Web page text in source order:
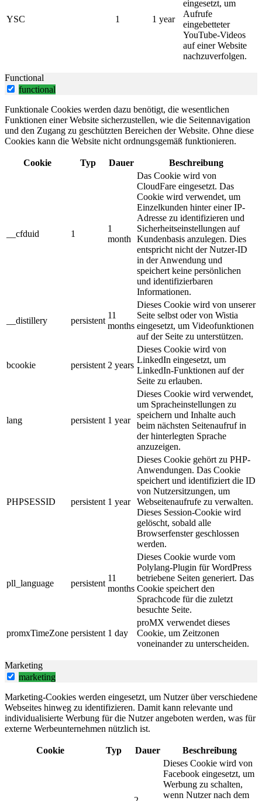
YSC 1 1 year
eingesetzt, um
Aufrufe
eingebetteter
YouTube-Videos
auf einer Website
nachzuverfolgen.
Functional
functional
Funktionale Cookies werden dazu benötigt, die wesentlichen
Funktionen einer Website sicherzustellen, wie die Seitennavigation
und den Zugang zu geschützten Bereichen der Website. Ohne diese
Cookies kann die Website nicht ordnungsgemäß funktionieren.
Cookie Typ Dauer Beschreibung
__cfduid 1
1
month
Das Cookie wird von
CloudFare eingesetzt. Das
Cookie wird verwendet, um
Einzelkunden hinter einer IP-
Adresse zu identifizieren und
Sicherheitseinstellungen auf
Kundenbasis anzulegen. Dies
entspricht nicht der Nutzer-ID
in der Anwendung und
speichert keine persönlichen
und identifizierbaren
Informationen.
__distillery persistent
11
months
Dieses Cookie wird von unserer
Seite selbst oder von Wistia
eingesetzt, um Videofunktionen
auf der Seite zu unterstützen.
bcookie persistent 2 years
Dieses Cookie wird von
LinkedIn eingesetzt, um
LinkedIn-Funktionen auf der
Seite zu erlauben.
lang persistent 1 year
Dieses Cookie wird verwendet,
um Spracheinstellungen zu
speichern und Inhalte auch
beim nächsten Seitenaufruf in
der hinterlegten Sprache
anzuzeigen.
PHPSESSID persistent 1 year
Dieses Cookie gehört zu PHP-
Anwendungen. Das Cookie
speichert und identifiziert die ID
von Nutzersitzungen, um
Webseitenaufrufe zu verwalten.
Dieses Session-Cookie wird
gelöscht, sobald alle
Browserfenster geschlossen
werden.
pll_language persistent
11
months
Dieses Cookie wurde vom
Polylang-Plugin für WordPress
betriebene Seiten generiert. Das
Cookie speichert den
Sprachcode für die zuletzt
besuchte Seite.
promxTimeZone persistent 1 day
proMX verwendet dieses
Cookie, um Zeitzonen
voneinander zu unterscheiden.
Marketing
marketing
Marketing-Cookies werden eingesetzt, um Nutzer über verschiedene
Webseites hinweg zu identifizieren. Damit kann relevante und
individualisierte Werbung für die Nutzer angeboten werden, was für
externe Werbeunternehmen nützlich ist.
Cookie Typ Dauer Beschreibung
Dieses Cookie wird von
Facebook eingesetzt, um
Werbung zu schalten,
wenn Nutzer nach dem